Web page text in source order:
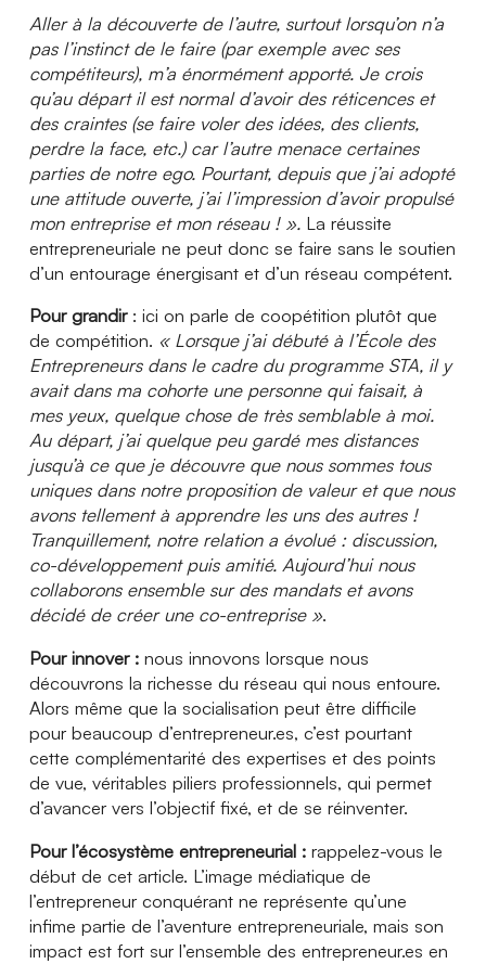
Aller à la découverte de l’autre, surtout lorsqu’on n’a
pas l’instinct de le faire (par exemple avec ses
compétiteurs), m’a énormément apporté. Je crois
qu’au départ il est normal d’avoir des réticences et
des craintes (se faire voler des idées, des clients,
perdre la face, etc.) car l’autre menace certaines
parties de notre ego. Pourtant, depuis que j’ai adopté
une attitude ouverte, j’ai l’impression d’avoir propulsé
mon entreprise et mon réseau ! ».La réussite
entrepreneuriale ne peut donc se faire sans le soutien
d’un entourage énergisant et d’un réseau compétent.
Pour grandir : ici on parle de coopétition plutôt que
de compétition. « Lorsque j’ai débuté à l’École des
Entrepreneurs dans le cadre du programme STA, il y
avait dans ma cohorte une personne qui faisait, à
mes yeux, quelque chose de très semblable à moi.
Au départ, j’ai quelque peu gardé mes distances
jusqu’à ce que je découvre que nous sommes tous
uniques dans notre proposition de valeur et que nous
avons tellement à apprendre les uns des autres !
Tranquillement, notre relation a évolué : discussion,
co-développement puis amitié. Aujourd’hui nous
collaborons ensemble sur des mandats et avons
décidé de créer une co-entreprise ».
Pour innover : nous innovons lorsque nous
découvrons la richesse du réseau qui nous entoure.
Alors même que la socialisation peut être difficile
pour beaucoup d’entrepreneur.es, c’est pourtant
cette complémentarité des expertises et des points
de vue, véritables piliers professionnels, qui permet
d’avancer vers l’objectif fixé, et de se réinventer.
Pour l’écosystème entrepreneurial : rappelez-vous le
début de cet article. L’image médiatique de
l’entrepreneur conquérant ne représente qu’une
infime partie de l’aventure entrepreneuriale, mais son
impact est fort sur l’ensemble des entrepreneur.es en